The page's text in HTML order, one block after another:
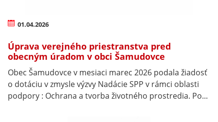
01.04.2026
Úprava verejného priestranstva pred
obecným úradom v obci Šamudovce
Obec Šamudovce v mesiaci marec 2026 podala žiadosť
o dotáciu v zmysle výzvy Nadácie SPP v rámci oblasti
podpory : Ochrana a tvorba životného prostredia. Po...